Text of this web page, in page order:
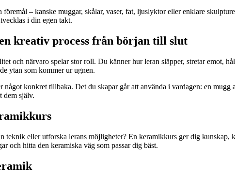
föremål – kanske muggar, skålar, vaser, fat, ljuslyktor eller enklare
i din egen takt.
kreativ process från början till slut
och närvaro spelar stor roll. Du känner hur leran släpper, stretar emot,
ytan som kommer ur ugnen.
något konkret tillbaka. Det du skapar går att använda i vardagen: en
dem själv.
teknik eller utforska lerans möjligheter? En keramikkurs ger dig
och hitta den keramiska väg som passar dig bäst.